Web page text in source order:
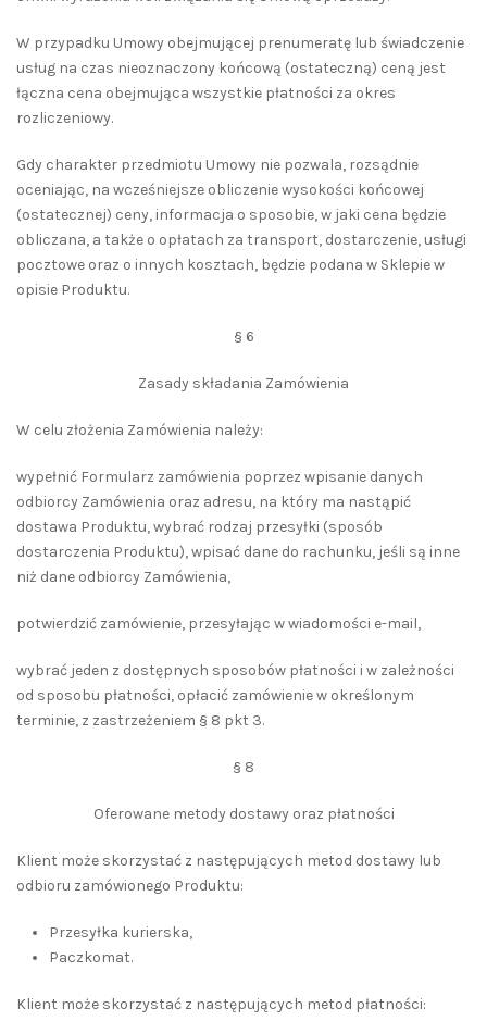
W przypadku Umowy obejmującej prenumeratę lub świadczenie
usług na czas nieoznaczony końcową (ostateczną) ceną jest
łączna cena obejmująca wszystkie płatności za okres
rozliczeniowy.
Gdy charakter przedmiotu Umowy nie pozwala, rozsądnie
oceniając, na wcześniejsze obliczenie wysokości końcowej
(ostatecznej) ceny, informacja o sposobie, w jaki cena będzie
obliczana, a także o opłatach za transport, dostarczenie, usługi
pocztowe oraz o innych kosztach, będzie podana w Sklepie w
opisie Produktu.
§ 6
Zasady składania Zamówienia
W celu złożenia Zamówienia należy:
wypełnić Formularz zamówienia poprzez wpisanie danych
odbiorcy Zamówienia oraz adresu, na który ma nastąpić
dostawa Produktu, wybrać rodzaj przesyłki (sposób
dostarczenia Produktu), wpisać dane do rachunku, jeśli są inne
niż dane odbiorcy Zamówienia,
potwierdzić zamówienie, przesyłając w wiadomości e-mail,
wybrać jeden z dostępnych sposobów płatności i w zależności
od sposobu płatności, opłacić zamówienie w określonym
terminie, z zastrzeżeniem § 8 pkt 3.
§ 8
Oferowane metody dostawy oraz płatności
Klient może skorzystać z następujących metod dostawy lub
odbioru zamówionego Produktu:
Przesyłka kurierska,
Paczkomat.
Klient może skorzystać z następujących metod płatności: